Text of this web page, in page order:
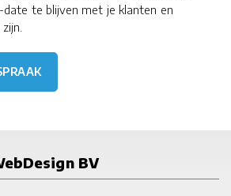
te blijven met je klanten en
BV